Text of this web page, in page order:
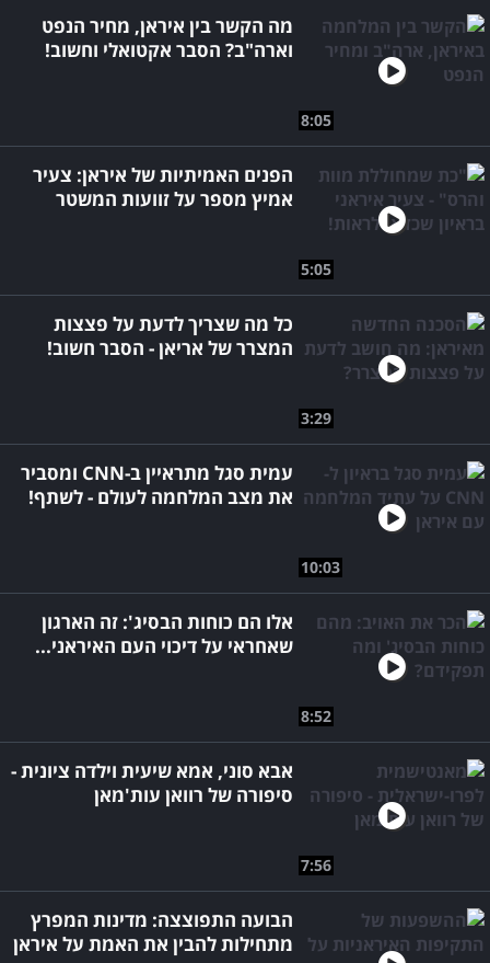
8:05
מה הקשר בין איראן, מחיר הנפט
וארה"ב? הסבר אקטואלי וחשוב!
5:05
הפנים האמיתיות של איראן: צעיר
אמיץ מספר על זוועות המשטר
3:29
כל מה שצריך לדעת על פצצות
המצרר של אריאן - הסבר חשוב!
10:03
עמית סגל מתראיין ב-CNN ומסביר
את מצב המלחמה לעולם - לשתף!
8:52
אלו הם כוחות הבסיג': זה הארגון
שאחראי על דיכוי העם האיראני...
7:56
אבא סוני, אמא שיעית וילדה ציונית -
סיפורה של רוואן עות'מאן
הבועה התפוצצה: מדינות המפרץ
מתחילות להבין את האמת על איראן